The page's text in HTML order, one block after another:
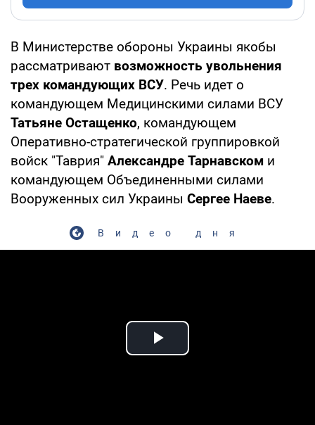
В Министерстве обороны Украины якобы
рассматривают возможность увольнения
трех командующих ВСУ. Речь идет о
командующем Медицинскими силами ВСУ
Татьяне Остащенко, командующем
Оперативно-стратегической группировкой
войск "Таврия" Александре Тарнавском и
командующем Объединенными силами
Вооруженных сил Украины Сергее Наеве.
Видео дня
Play Video